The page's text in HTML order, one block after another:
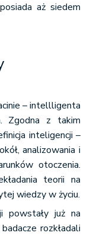
aż siedem
– intellligenta
Zgodna z takim
inteligencji –
analizowania i
otoczenia.
teorii na
wiedzy w życiu.
powstały już na
rozkładali